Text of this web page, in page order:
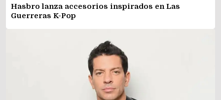
Hasbro lanza accesorios inspirados en Las
Guerreras K-Pop